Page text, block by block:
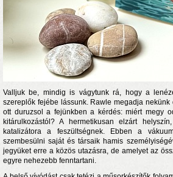
Valljuk be, mindig is vágytunk rá, hogy a
szereplők fejébe lássunk. Rawle megadja
ott duruzsol a fejünkben a kérdés: miért megy
kitárulkozástól? A hermetikusan elzárt
katalizátora a feszültségnek. Ebben a
szembesülni saját és társaik hamis
jegyüket erre a közös utazásra, de amelyet az
egyre nehezebb fenntartani.